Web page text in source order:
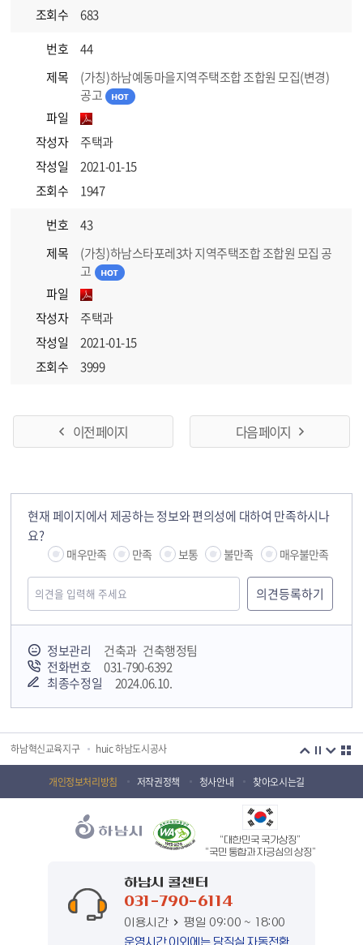
조회수
683
번호
44
제목
(가칭)하남예동마을지역주택조합 조합원 모집(변경)
공고
파일
작성자
주택과
작성일
2021-01-15
조회수
1947
번호
43
제목
(가칭)하남스타포레3차 지역주택조합 조합원 모집 공
고
파일
작성자
주택과
작성일
2021-01-15
조회수
3999
이전 페이지 다음 페이지
현재 페이지에서 제공하는 정보와 편의성에 대하여 만족하시나
요?
매우만족 만족 보통 불만족 매우불만족
정보관리
건축과 건축행정팀
전화번호
031-790-6392
최종수정일
2024.06.10.
국민안전교육플랫폼
경기도 오늘의 기회 하남시청소년상담복지센터
하남혁신교육지구 huic 하남도시공사
하남종합운동장 국민체육센터 하남문화재단 하남역사박물관
하남시 가족센터
하남시육아종합지원센터 하남시정신건강복지센터
하남시환경교육센터
하남시 장애인 무료법률 상담센터 경기도의회 하남상담소
경기바로
개인정보처리방침 저작권정책 청사안내 찾아오시는길
하남시 콜센터
031-790-6114
이용시간
평일 09:00 ~ 18:00
운영시간 이외에는 당직실 자동전환
“대한민국 국가상징”
“국민 통합과 자긍심의 상징”